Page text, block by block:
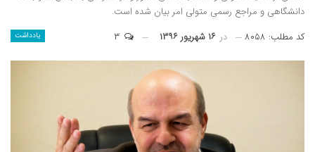
دانشگاهی و مراجع رسمی متولی امر بیان شده است.
یادداشت کد مطلب: ۸۰۵۸ در ۱۶ شهریور ۱۳۹۶